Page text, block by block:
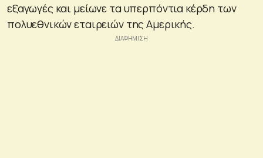
εξαγωγές και μείωνε τα υπερπόντια κέρδη των
πολυεθνικών εταιρειών της Αμερικής.